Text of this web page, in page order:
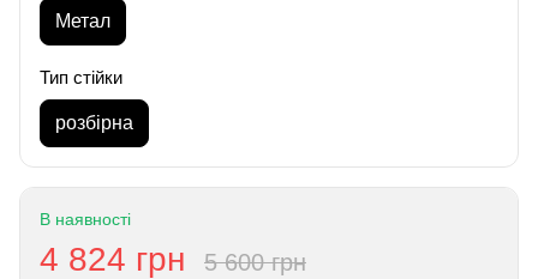
Метал
Тип стійки
розбірна
В наявності
4 824 грн 5 600 грн